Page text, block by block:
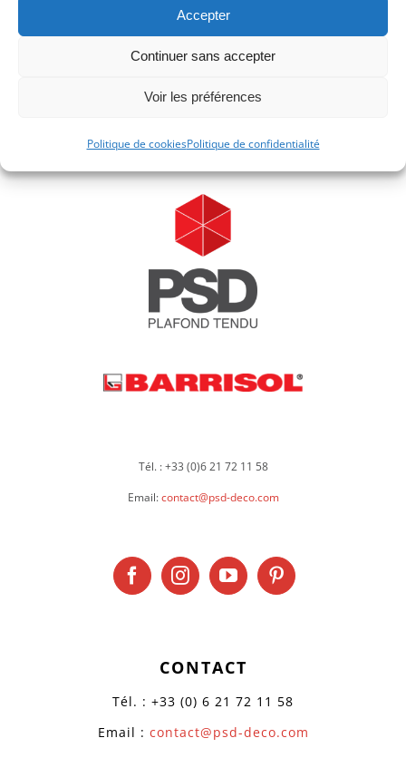
Accepter
Continuer sans accepter
Voir les préférences
Politique de cookiesPolitique de confidentialité
Les Roches Blanches
Tél. : +33 (0)6 21 72 11 58
Email:contact@psd-deco.com
CONTACT
Tél. : +33 (0) 6 21 72 11 58
Email : contact@psd-deco.com